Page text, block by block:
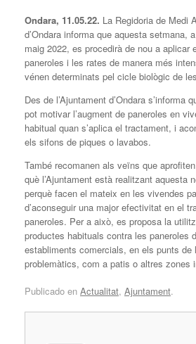
Ondara, 11.05.22. La Regidoria de Medi
d’Ondara informa que aquesta setmana,
maig 2022, es procedirà de nou a aplicar
paneroles i les rates de manera més
vénen determinats pel cicle biològic de
Des de l’Ajuntament d’Ondara s’informa
pot motivar l’augment de paneroles en
habitual quan s’aplica el tractament, i
els sifons de piques o lavabos.
També recomanen als veïns que
què l’Ajuntament està realitzant aquesta
perquè facen el mateix en les vivendes
d’aconseguir una major efectivitat en el
paneroles. Per a això, es proposa la
productes habituals contra les paneroles
establiments comercials, en els punts de
problemàtics, com a patis o altres zones
Publicado en Actualitat, Ajuntament.